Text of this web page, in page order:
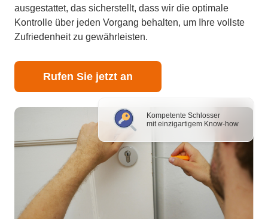
Kompetente Schlosser
mit einzigartigem Know-how
ausgestattet, das sicherstellt, dass wir die optimale
Kontrolle über jeden Vorgang behalten, um Ihre vollste
Zufriedenheit zu gewährleisten.
Rufen Sie jetzt an